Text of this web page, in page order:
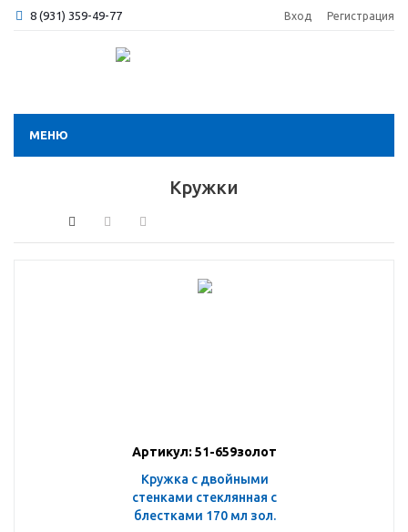
8 (931) 359-49-77 Вход Регистрация
МЕНЮ
Кружки
Артикул: 51-659золот
Кружка с двойными
стенками стеклянная с
блестками 170 мл зол.